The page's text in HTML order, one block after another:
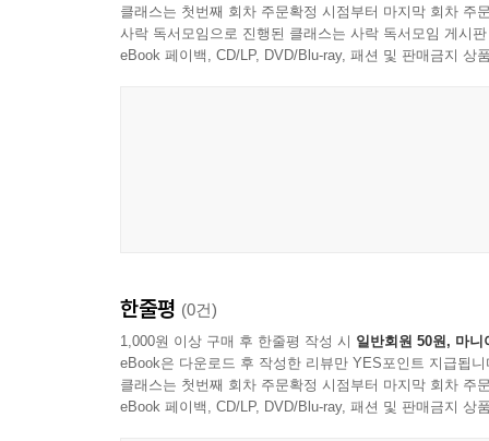
클래스는 첫번째 회차 주문확정 시점부터 마지막 회차 주
사락 독서모임으로 진행된 클래스는 사락 독서모임 게시
eBook 페이백, CD/LP, DVD/Blu-ray, 패션 및 판매금지 상
한줄평 (0건)
1,000원 이상 구매 후 한줄평 작성 시 일반회원 50원, 마니
eBook은 다운로드 후 작성한 리뷰만 YES포인트 지급됩니
클래스는 첫번째 회차 주문확정 시점부터 마지막 회차 주
eBook 페이백, CD/LP, DVD/Blu-ray, 패션 및 판매금지 상